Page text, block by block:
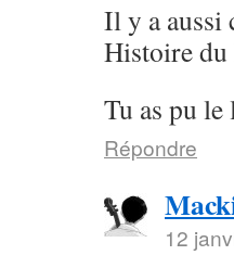
Il y a aussi
Histoire du
Tu as pu le
Répondre
12